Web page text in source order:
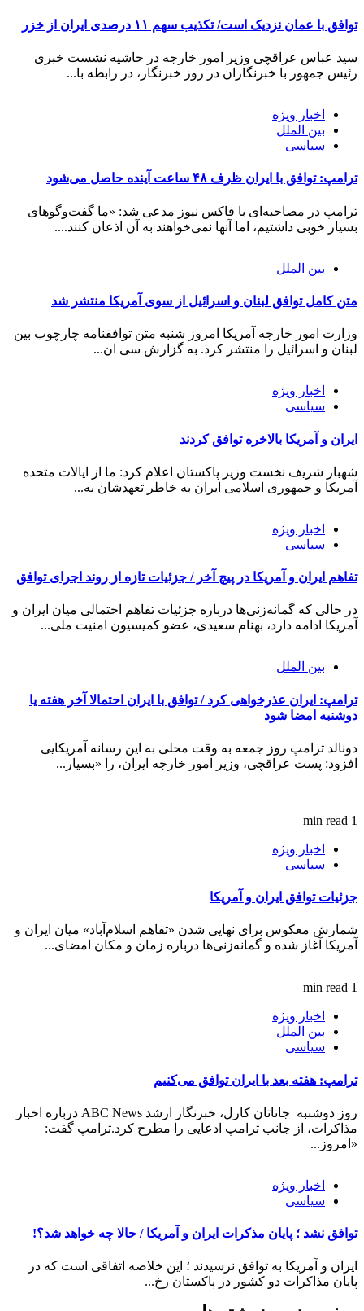
توافق با عمان نزدیک است/ تکذیب سهم ۱۱ درصدی ایران از خزر
سید عباس عراقچی وزیر امور خارجه در حاشیه نشست خبری
رئیس جمهور با خبرنگاران در روز خبرنگار، در رابطه با...
اخبار ویژه
بین الملل
سیاسی
ترامپ: توافق با ایران ظرف ۴۸ ساعت آینده حاصل می‌شود
ترامپ در مصاحبه‌ای با فاکس نیوز مدعی شد: «ما گفت‌و‌گو‌های
بسیار خوبی داشتیم، اما آنها نمی‌خواهند به آن اذعان کنند....
بین الملل
متن کامل توافق لبنان و اسرائیل از سوی آمریکا منتشر شد
وزارت امور خارجه آمریکا امروز شنبه متن توافقنامه چارچوب بین
لبنان و اسرائیل را منتشر کرد. به گزارش سی ان...
اخبار ویژه
سیاسی
ایران و آمریکا بالاخره توافق کردند
شهباز شریف نخست وزیر پاکستان اعلام کرد: ما از ایالات متحده
آمریکا و جمهوری اسلامی ایران به خاطر تعهدشان به...
اخبار ویژه
سیاسی
تفاهم ایران و آمریکا در پیچ آخر / جزئیات تازه از روند اجرای توافق
در حالی که گمانه‌زنی‌ها درباره جزئیات تفاهم احتمالی میان ایران و
آمریکا ادامه دارد، بهنام سعیدی، عضو کمیسیون امنیت ملی...
بین الملل
ترامپ: ایران عذرخواهی کرد / توافق با ایران احتمالا آخر هفته یا
دوشنبه امضا شود
دونالد ترامپ روز جمعه به وقت محلی به این رسانه آمریکایی
افزود: پست عراقچی، وزیر امور خارجه ایران، را «بسیار...
1 min read
اخبار ویژه
سیاسی
جزئیات توافق ایران و آمریکا
شمارش معکوس برای نهایی شدن «تفاهم اسلام‌آباد» میان ایران و
آمریکا آغاز شده و گمانه‌زنی‌ها درباره زمان و مکان امضای...
1 min read
اخبار ویژه
بین الملل
سیاسی
ترامپ: هفته بعد با ایران توافق می‌کنیم
روز دوشنبه جاناتان کارل، خبرنگار ارشد ABC News درباره اخبار
مذاکرات، از جانب ترامپ ادعایی را مطرح کرد.ترامپ گفت:
«امروز...
اخبار ویژه
سیاسی
توافق نشد ؛ پایان مذکرات ایران و آمریکا / حالا چه خواهد شد؟!
ایران و آمریکا به توافق نرسیدند ؛ این خلاصه اتفاقی است که در
پایان مذاکرات دو کشور در پاکستان رخ...